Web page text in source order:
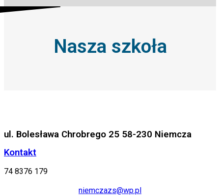
Nasza szkoła
ul. Bolesława Chrobrego 25 58-230 Niemcza
Kontakt
74 8376 179
niemczazs@wp.pl